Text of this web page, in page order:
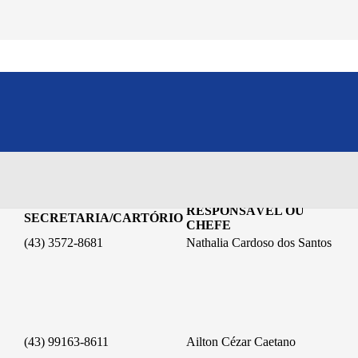
SECRETARIA/CARTÓRIO
RESPONSÁVEL OU
CHEFE
(43) 3572-8681
Nathalia Cardoso dos Santos
(43) 99163-8611
Ailton Cézar Caetano